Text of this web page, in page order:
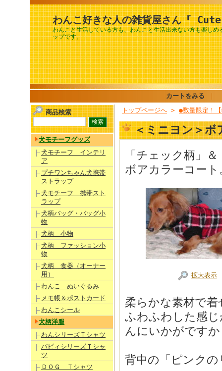
わんこ好きな人の雑貨屋さん『
わんこと生活している方も、わんこと生活出来ない方も楽し
ップです。
カートをみる
商品検索
犬モチーフグッズ
犬モチーフ インテリ
ア
プチワンちゃん犬携帯
ストラップ
犬モチーフ 携帯スト
ラップ
犬柄バッグ・バッグ小
物
犬柄 小物
犬柄 ファッション小
物
犬柄 食器（オーナー
用）
わんこ ぬいぐるみ
メモ帳＆ポストカード
わんこシール
犬柄洋服
わんシリーズＴシャツ
パピィシリーズＴシャ
ツ
ＤＯＧ Ｔシャツ
トップページへ > ●数量限定！
＜ミニヨン＞
「チェック柄」
ボアカラーコート
拡大表示
柔らかな素材で
ふわふわした感
んにいかがです
背中の「ピンク